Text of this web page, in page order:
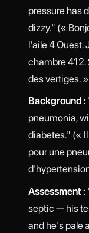
pressure has
dizzy." («
l'aile 4 Ouest.
chambre 412.
des vertiges.
Background :
pneumonia,
diabetes." («
pour une
Assessment :
septic — his
and he's pale